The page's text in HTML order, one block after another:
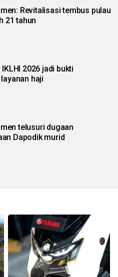
Revitalisasi tembus pulau
21 tahun
2026 jadi bukti
haji
telusuri dugaan
Dapodik murid